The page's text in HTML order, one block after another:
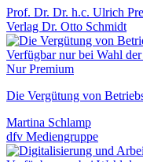
Prof. Dr. Dr. h.c. Ulrich
Verlag Dr. Otto Schmidt
Verfügbar nur bei Wahl
Nur Premium
Die Vergütung von
Martina Schlamp
dfv Mediengruppe